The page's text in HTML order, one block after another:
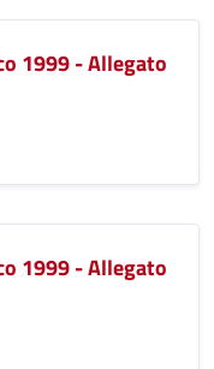
1999 - Allegato
1999 - Allegato